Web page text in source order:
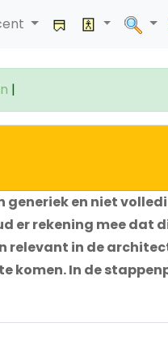
|
generiek en niet
er rekening mee dat
relevant in de
komen. In de